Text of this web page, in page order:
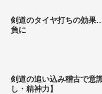
剣道のタイヤ打ちの効果
負に
剣道の追い込み稽古で意
し・精神力】